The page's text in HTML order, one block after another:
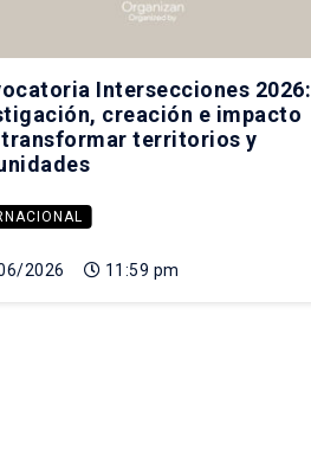
Intersecciones 2026:
creación e impacto
transformar territorios y
2026 11:59 pm